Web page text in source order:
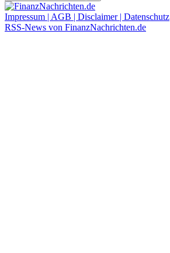
Impressum | AGB | Disclaimer | Datenschutz
RSS-News von FinanzNachrichten.de